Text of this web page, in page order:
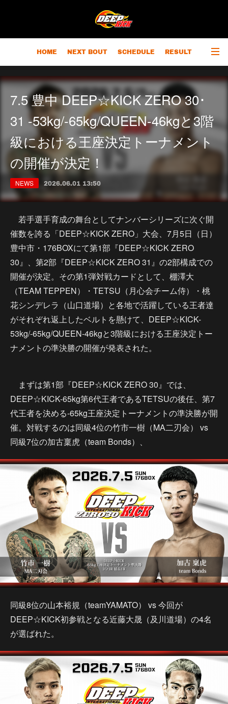
HOME NEXT BOUT SCHEDULE RESULT
RANKING CHAMPIONS OUTLINE
7.5 豊中 DEEP☆KICK ZERO 30･
31 -53kg/-65kg/QUEEN-46kgと3階
級における王座決定トーナメント
の開催が決定！
NEWS 2026.06.01 13:50
若手選手育成の舞台としてナンバーシリーズに次ぐ開
催数を誇る「DEEP☆KICK ZERO」大会、7月5日（日）
豊中市・176BOXにて第1部『DEEP☆KICK ZERO
30』、第2部『DEEP☆KICK ZERO 31』の2部構成での
開催が決定。その第1弾対戦カードとして、棚澤大
（TEAM TEPPEN）・TETSU（月心会チーム侍）・桃
花シンデレラ（山口道場）と各地で活躍している王者達
がそれぞれ返上したベルトを懸けて、DEEP☆KICK-
53kg/-65kg/QUEEN-46kgと3階級における王座決定トー
ナメントの準決勝の開催が発表された。
まずは第1部『DEEP☆KICK ZERO 30』では、
DEEP☆KICK-65kg第6代王者であるTETSUの後任、第7
代王者を決める-65kg王座決定トーナメントの準決勝が開
催。対戦するのは同級4位の竹市一樹（MA二刃会） vs
同級7位の加古稟虎（team Bonds）、
同級8位の山本裕規（teamYAMATO） vs 今回が
DEEP☆KICK初参戦となる近藤大晟（及川道場）の4名
が選ばれた。